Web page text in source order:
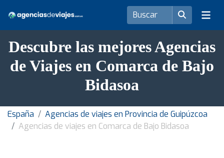
Descubre las mejores Agencias
de Viajes en Comarca de Bajo
Bidasoa
España
Agencias de viajes en Provincia de Guipúzcoa
Agencias de viajes en Comarca de Bajo Bidasoa